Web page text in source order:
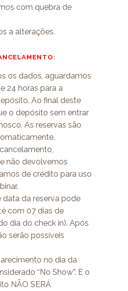
com quebra de
a alterações.
os dados, aguardamos
24 horas para a
Ao final deste
o depósito sem entrar
As reservas são
não devolvemos
de crédito para uso
data da reserva pode
com 07 dias de
dia do check in). Após
serão possíveis
no dia da
“No Show”. E o
NÃO SERÁ